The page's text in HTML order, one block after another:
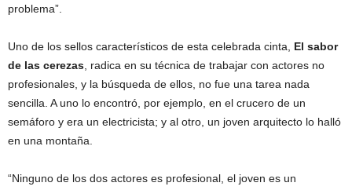
problema”.
Uno de los sellos característicos de esta celebrada cinta, El sabor
de las cerezas, radica en su técnica de trabajar con actores no
profesionales, y la búsqueda de ellos, no fue una tarea nada
sencilla. A uno lo encontró, por ejemplo, en el crucero de un
semáforo y era un electricista; y al otro, un joven arquitecto lo halló
en una montaña.
“Ninguno de los dos actores es profesional, el joven es un